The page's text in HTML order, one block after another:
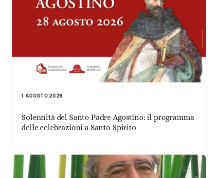
1 AGOSTO 2026
Solennità del Santo Padre Agostino: il programma
delle celebrazioni a Santo Spirito